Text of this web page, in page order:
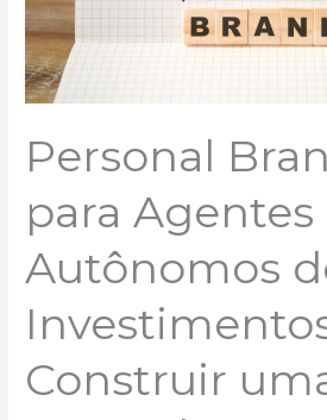
Personal
para Agentes
Autônomos
Construir
uma
Marca
Pessoal
Forte
e